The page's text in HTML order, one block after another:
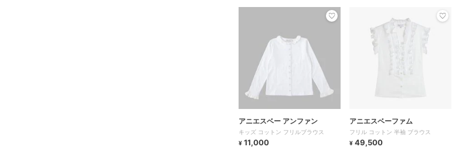
アニエスベー アンファン
キッズ コットン フリルブラウス
¥ 11,000
アニエスベーファム
フリル コットン 半袖 ブラウス
¥ 49,500